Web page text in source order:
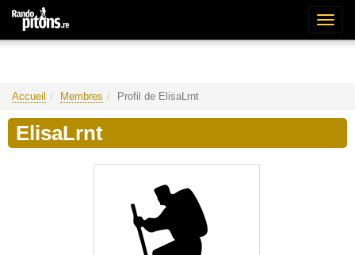
Accueil Membres Profil de ElisaLrnt
ElisaLrnt